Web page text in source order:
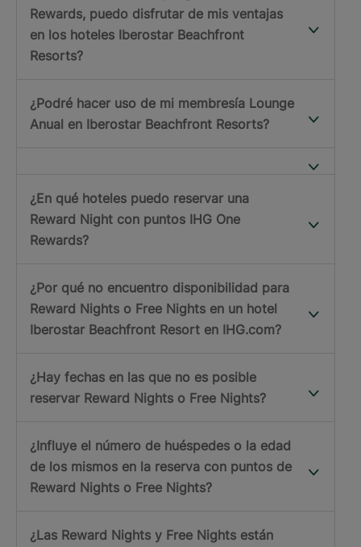
Rewards, puedo disfrutar de mis ventajas
en los hoteles Iberostar Beachfront
Resorts?
¿Podré hacer uso de mi membresía Lounge
Anual en Iberostar Beachfront Resorts?
¿En qué hoteles puedo reservar una
Reward Night con puntos IHG One
Rewards?
¿Por qué no encuentro disponibilidad para
Reward Nights o Free Nights en un hotel
Iberostar Beachfront Resort en IHG.com?
¿Hay fechas en las que no es posible
reservar Reward Nights o Free Nights?
¿Influye el número de huéspedes o la edad
de los mismos en la reserva con puntos de
Reward Nights o Free Nights?
¿Las Reward Nights y Free Nights están